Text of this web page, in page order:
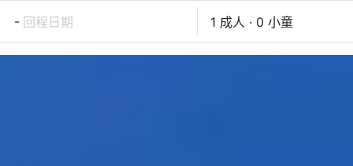
- 回程日期 1 成人 · 0 小童